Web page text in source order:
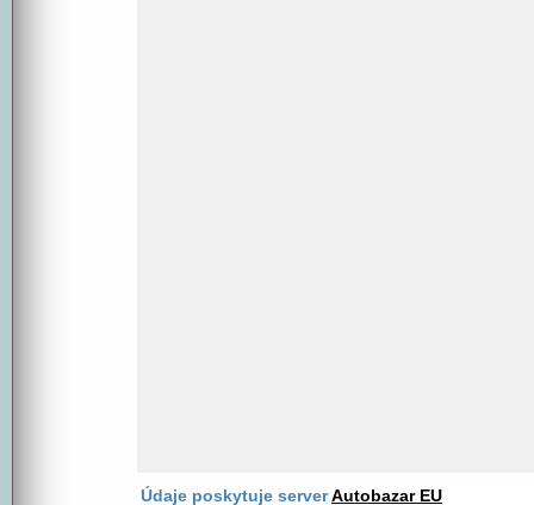
Údaje poskytuje serverAutobazar EU